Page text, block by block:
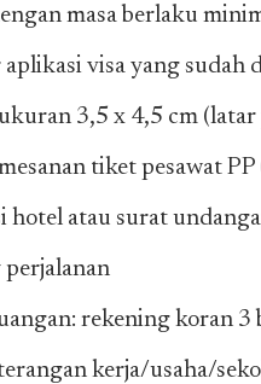
masa berlaku
visa yang sudah
3,5 x 4,5 cm
tiket pesawat
hotel atau surat
rekening koran
kerja/usaha/